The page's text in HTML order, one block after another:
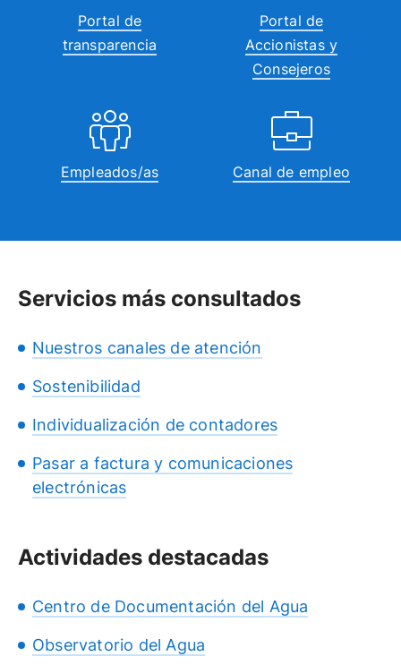
Portal de
transparencia
Portal de
Accionistas y
Consejeros
Empleados/as Canal de empleo
Servicios más consultados
Nuestros canales de atención
Sostenibilidad
Individualización de contadores
Pasar a factura y comunicaciones
electrónicas
Actividades destacadas
Centro de Documentación del Agua
Observatorio del Agua